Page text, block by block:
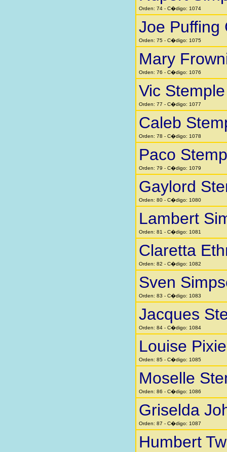
Orden: 74 - C�digo: 1074
Joe Puffing
Orden: 75 - C�digo: 1075
Mary
Orden: 76 - C�digo: 1076
Vic Stemple
Orden: 77 - C�digo: 1077
Caleb
Orden: 78 - C�digo: 1078
Paco
Orden: 79 - C�digo: 1079
Gaylord
Orden: 80 - C�digo: 1080
Lambert
Orden: 81 - C�digo: 1081
Claretta
Orden: 82 - C�digo: 1082
Sven
Orden: 83 - C�digo: 1083
Jacques
Orden: 84 - C�digo: 1084
Louise
Orden: 85 - C�digo: 1085
Moselle
Orden: 86 - C�digo: 1086
Griselda
Orden: 87 - C�digo: 1087
Humbert